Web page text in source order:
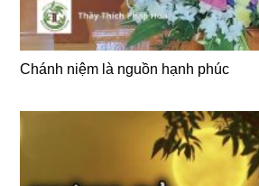
Chánh niệm là nguồn hạnh phúc